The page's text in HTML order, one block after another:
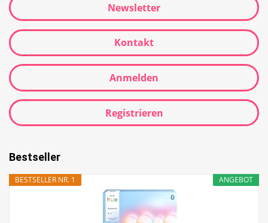
Newsletter
Kontakt
Anmelden
Registrieren
Bestseller
ANGEBOT
BESTSELLER NR. 1